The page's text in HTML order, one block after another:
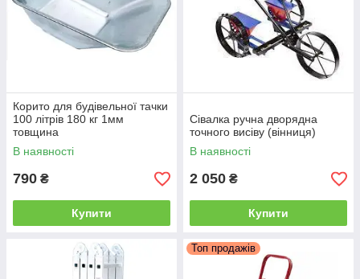
Корито для будівельної тачки
100 літрів 180 кг 1мм
товщина
В наявності
790 ₴
Купити
Сівалка ручна дворядна
точного висіву (вінниця)
В наявності
2 050 ₴
Купити
Топ продажів